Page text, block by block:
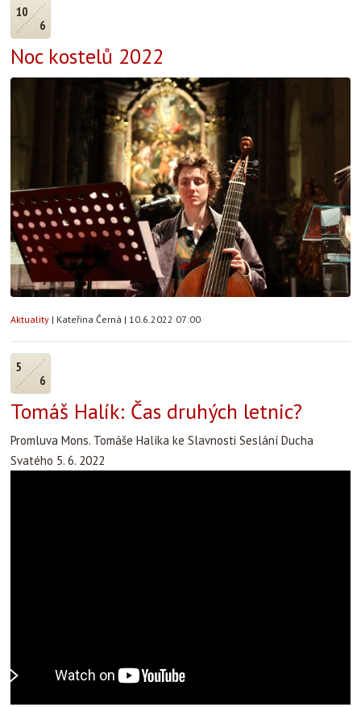
10
6
Noc kostelů 2022
Aktuality | Kateřina Černá | 10.6.2022 07:00
5
6
Tomáš Halík: Čas druhých letnic?
Promluva Mons. Tomáše Halíka ke Slavnosti Seslání Ducha
Svatého 5. 6. 2022